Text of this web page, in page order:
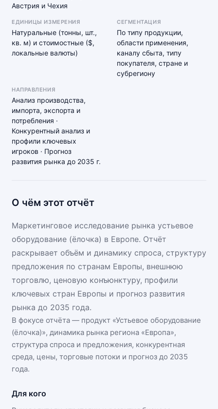
Австрия и Чехия
ЕДИНИЦЫ ИЗМЕРЕНИЯ
Натуральные (тонны, шт.,
кв. м) и стоимостные ($,
локальные валюты)
СЕГМЕНТАЦИЯ
По типу продукции,
области применения,
каналу сбыта, типу
покупателя, стране и
субрегиону
НАПРАВЛЕНИЯ
Анализ производства,
импорта, экспорта и
потребления ·
Конкурентный анализ и
профили ключевых
игроков · Прогноз
развития рынка до 2035 г.
О чём этот отчёт
Маркетинговое исследование рынка устьевое
оборудование (ёлочка) в Европе. Отчёт
раскрывает объём и динамику спроса, структуру
предложения по странам Европы, внешнюю
торговлю, ценовую конъюнктуру, профили
ключевых стран Европы и прогноз развития
рынка до 2035 года.
В фокусе отчёта — продукт «Устьевое оборудование
(ёлочка)», динамика рынка региона «Европа»,
структура спроса и предложения, конкурентная
среда, цены, торговые потоки и прогноз до 2035
года.
Для кого